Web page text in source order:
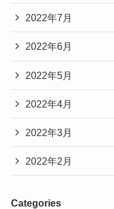
2022年7月
2022年6月
2022年5月
2022年4月
2022年3月
2022年2月
Categories